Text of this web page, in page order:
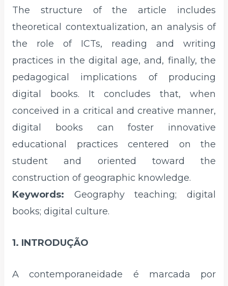
The structure of the article includes
theoretical contextualization, an analysis of
the role of ICTs, reading and writing
practices in the digital age, and, finally, the
pedagogical implications of producing
digital books. It concludes that, when
conceived in a critical and creative manner,
digital books can foster innovative
educational practices centered on the
student and oriented toward the
construction of geographic knowledge.
Keywords: Geography teaching; digital
books; digital culture.
1. INTRODUÇÃO
A contemporaneidade é marcada por